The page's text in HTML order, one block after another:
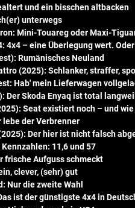
und ein bisschen altbacken
unterwegs
Mini-Touareg oder Maxi-
4x4 – eine Überlegung wert.
Rumänisches Neuland
(2025): Schlanker, straffer,
Hab' mein Lieferwagen
Der Skoda Enyaq ist total
Seat existiert noch – und wie
lebe der Verbrenner
Der hier ist nicht falsch
11,6 und 57
frische Aufguss schmeckt
clever, (sehr) gut
Nur die zweite Wahl
ist der günstigste 4x4 in